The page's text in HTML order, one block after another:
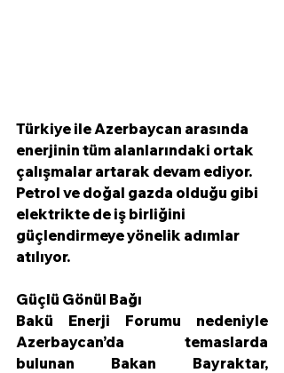
Türkiye ile Azerbaycan arasında
enerjinin tüm alanlarındaki ortak
çalışmalar artarak devam ediyor.
Petrol ve doğal gazda olduğu gibi
elektrikte de iş birliğini
güçlendirmeye yönelik adımlar
atılıyor.
Güçlü Gönül Bağı
Bakü Enerji Forumu nedeniyle
Azerbaycan’da temaslarda
bulunan Bakan Bayraktar,